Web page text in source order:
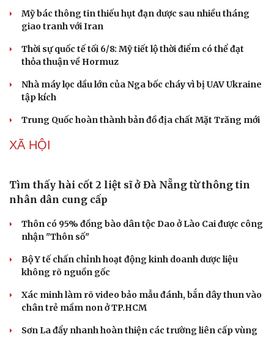
Mỹ bác thông tin thiếu hụt đạn dược sau nhiều tháng
giao tranh với Iran
Thời sự quốc tế tối 6/8: Mỹ tiết lộ thời điểm có thể đạt
thỏa thuận về Hormuz
Nhà máy lọc dầu lớn của Nga bốc cháy vì bị UAV Ukraine
tập kích
Trung Quốc hoàn thành bản đồ địa chất Mặt Trăng mới
XÃ HỘI
Tìm thấy hài cốt 2 liệt sĩ ở Đà Nẵng từ thông tin
nhân dân cung cấp
Thôn có 95% đồng bào dân tộc Dao ở Lào Cai được công
nhận "Thôn số"
Bộ Y tế chấn chỉnh hoạt động kinh doanh dược liệu
không rõ nguồn gốc
Xác minh làm rõ video bảo mẫu đánh, bắn dây thun vào
chân trẻ mầm non ở TP.HCM
Sơn La đẩy nhanh hoàn thiện các trường liên cấp vùng